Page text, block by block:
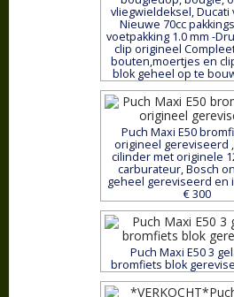
vliegwieldeksel, Ducati
Nieuwe 70cc
voetpakking 1.0 mm -
clip origineel
bouten,moertjes en
blok geheel op te
Puch Maxi E50
origineel gereviseerd
cilinder met originele
carburateur, Bosch
geheel gereviseerd en
€ 300
Puch Maxi E50 3
bromfiets blok